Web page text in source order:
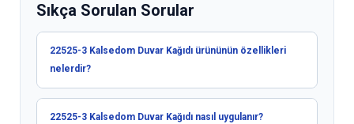
Sıkça Sorulan Sorular
22525-3 Kalsedom Duvar Kağıdı ürününün özellikleri
nelerdir?
22525-3 Kalsedom Duvar Kağıdı nasıl uygulanır?